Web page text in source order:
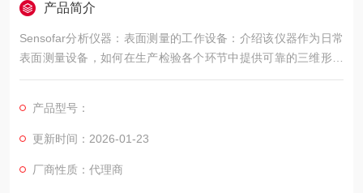
产品简介
Sensofar分析仪器：表面测量的工作设备：介绍该仪器作为日常
表面测量设备，如何在生产检验各个环节中提供可靠的三维形貌
数据。
产品型号：
更新时间：2026-01-23
厂商性质：代理商